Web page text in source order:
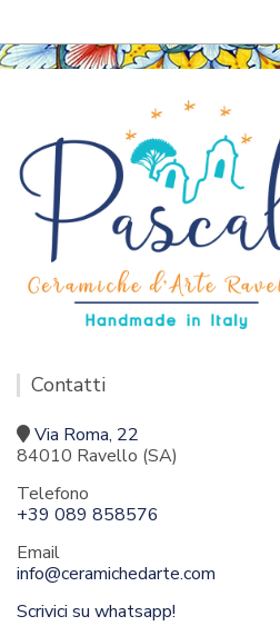
Contatti
Via Roma, 22
84010 Ravello (SA)
Telefono
+39 089 858576
Email
info@ceramichedarte.com
Scrivici su whatsapp!